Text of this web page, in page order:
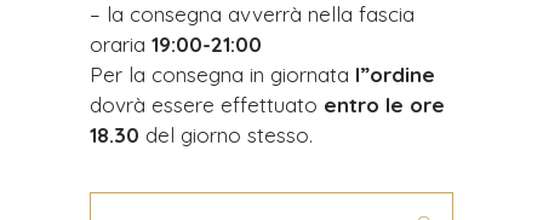
– la consegna avverrà nella fascia
oraria 19:00-21:00
Per la consegna in giornata l”ordine
dovrà essere effettuato entro le ore
18.30 del giorno stesso.